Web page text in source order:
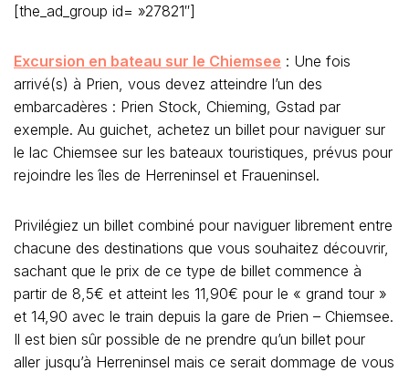
[the_ad_group id= »27821″]
Excursion en bateau sur le Chiemsee : Une fois
arrivé(s) à Prien, vous devez atteindre l’un des
embarcadères : Prien Stock, Chieming, Gstad par
exemple. Au guichet, achetez un billet pour naviguer sur
le lac Chiemsee sur les bateaux touristiques, prévus pour
rejoindre les îles de Herreninsel et Fraueninsel.
Privilégiez un billet combiné pour naviguer librement entre
chacune des destinations que vous souhaitez découvrir,
sachant que le prix de ce type de billet commence à
partir de 8,5€ et atteint les 11,90€ pour le « grand tour »
et 14,90 avec le train depuis la gare de Prien – Chiemsee.
Il est bien sûr possible de ne prendre qu’un billet pour
aller jusqu’à Herreninsel mais ce serait dommage de vous